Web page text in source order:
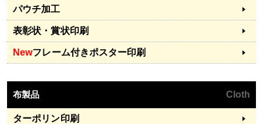
パウチ加工
表彰状・賞状印刷
Newフレーム付きポスター印刷
布製品 Cloth
ターポリン印刷